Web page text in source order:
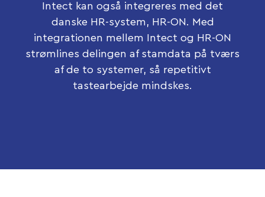
Intect kan også integreres med det
danske HR-system, HR-ON. Med
integrationen mellem Intect og HR-ON
strømlines delingen af stamdata på tværs
af de to systemer, så repetitivt
tastearbejde mindskes.